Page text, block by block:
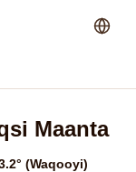
Maanta
(Waqooyi)